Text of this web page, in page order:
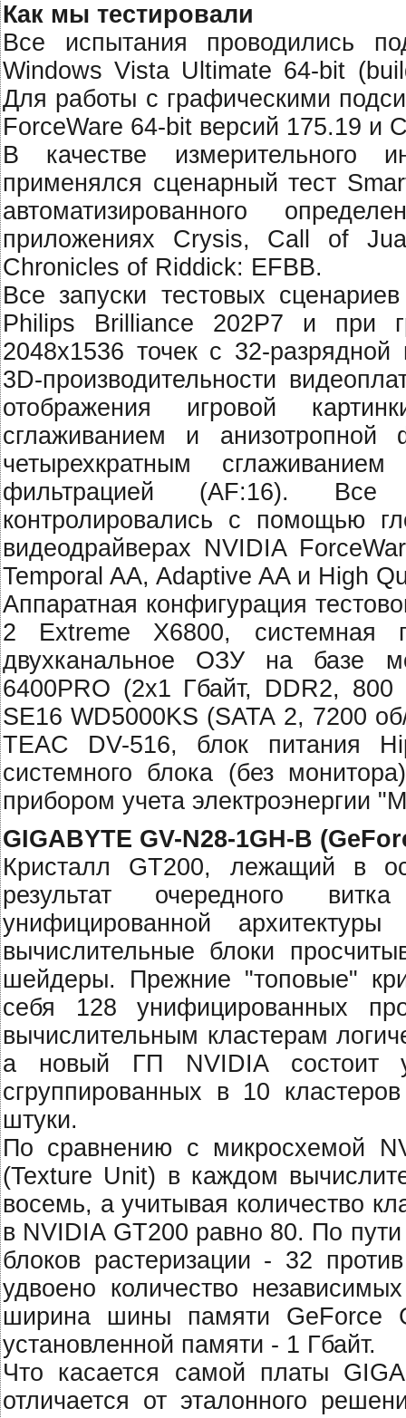
Как мы тестировали
Все испытания проводились
Windows Vista Ultimate 64-bit
Для работы с графическими
ForceWare 64-bit версий 175.19 и
В качестве измерительного
применялся сценарный тест
автоматизированного
приложениях Crysis, Call of
Chronicles of Riddick: EFBB.
Все запуски тестовых
Philips Brilliance 202P7 и при
2048x1536 точек с 32-
3D-производительности
отображения игровой
сглаживанием и
четырехкратным
фильтрацией (AF:16). Все
контролировались с помощью
видеодрайверах NVIDIA
Temporal AA, Adaptive AA и High
Аппаратная конфигурация
2 Extreme X6800,
двухканальное ОЗУ на базе
6400PRO (2x1 Гбайт, DDR2,
SE16 WD5000KS (SATA 2, 7200
TEAC DV-516, блок питания
системного блока (без
прибором учета электроэнергии
GIGABYTE GV-N28-1GH-B
Кристалл GT200, лежащий в
результат очередного
унифицированной
вычислительные блоки
шейдеры. Прежние "топовые"
себя 128 унифицированных
вычислительным кластерам
а новый ГП NVIDIA состоит
сгруппированных в 10
штуки.
По сравнению с микросхемой
(Texture Unit) в каждом
восемь, а учитывая количество
в NVIDIA GT200 равно 80. По
блоков растеризации - 32
удвоено количество
ширина шины памяти GeForce
установленной памяти - 1 Гбайт.
Что касается самой платы
отличается от эталонного